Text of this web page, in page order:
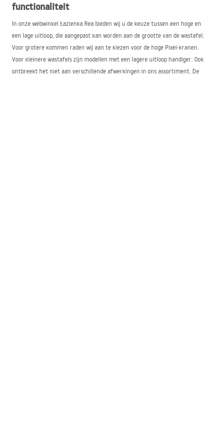
functionaliteit
In onze webwinkel Łazienka Rea bieden wij u de keuze tussen een hoge en
een lage uitloop, die aangepast kan worden aan de grootte van de wastafel.
Voor grotere kommen raden wij aan te kiezen voor de hoge Pixel-kranen.
Voor kleinere wastafels zijn modellen met een lagere uitloop handiger. Ook
ontbreekt het niet aan verschillende afwerkingen in ons assortiment. De